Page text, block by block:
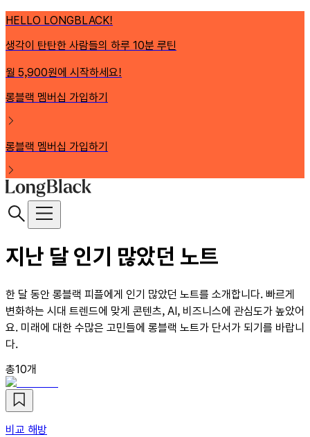
HELLO LONGBLACK!
생각이 탄탄한 사람들의 하루 10분 루틴
월 5,900원에 시작하세요!
롱블랙 멤버십 가입하기
롱블랙 멤버십 가입하기
지난 달 인기 많았던 노트
한 달 동안 롱블랙 피플에게 인기 많았던 노트를 소개합니다. 빠르게
변화하는 시대 트렌드에 맞게 콘텐츠, AI, 비즈니스에 관심도가 높았어
요. 미래에 대한 수많은 고민들에 롱블랙 노트가 단서가 되기를 바랍니
다.
총10개
비교 해방